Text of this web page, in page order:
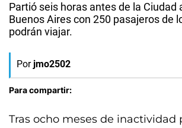
Partió seis horas antes de la Ciudad
Buenos Aires con 250 pasajeros de
podrán viajar.
Por jmo2502
Para compartir:
Tras ocho meses de inactividad